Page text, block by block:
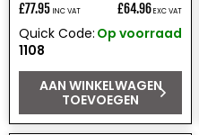
Normale
prijs
£77.95 INC VAT £64.96 EXC VAT
Quick Code:
1108
Op voorraad
AAN WINKELWAGEN
TOEVOEGEN